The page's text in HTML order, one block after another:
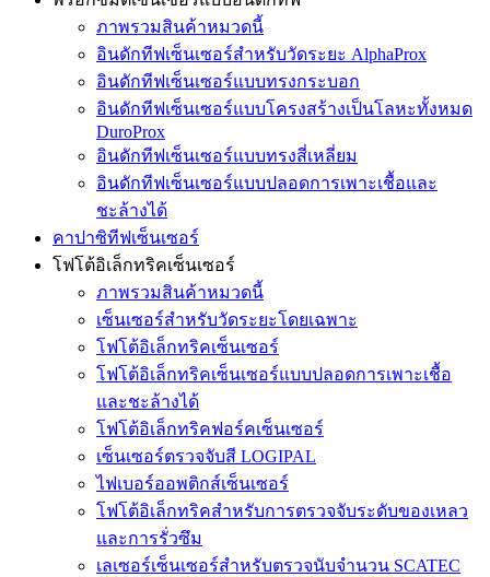
ภาพรวมสินค้าหมวดนี้
อินดักทีฟเซ็นเซอร์สำหรับวัดระยะ AlphaProx
อินดักทีฟเซ็นเซอร์แบบทรงกระบอก
อินดักทีฟเซ็นเซอร์แบบโครงสร้างเป็นโลหะทั้งหมด
DuroProx
อินดักทีฟเซ็นเซอร์แบบทรงสี่เหลี่ยม
อินดักทีฟเซ็นเซอร์แบบปลอดการเพาะเชื้อและ
ชะล้างได้
คาปาซิทีฟเซ็นเซอร์
โฟโต้อิเล็กทริคเซ็นเซอร์
ภาพรวมสินค้าหมวดนี้
เซ็นเซอร์สำหรับวัดระยะโดยเฉพาะ
โฟโต้อิเล็กทริคเซ็นเซอร์
โฟโต้อิเล็กทริคเซ็นเซอร์แบบปลอดการเพาะเชื้อ
และชะล้างได้
โฟโต้อิเล็กทริคฟอร์คเซ็นเซอร์
เซ็นเซอร์ตรวจจับสี LOGIPAL
ไฟเบอร์ออพติกส์เซ็นเซอร์
โฟโต้อิเล็กทริคสำหรับการตรวจจับระดับของเหลว
และการรั่วซึม
เลเซอร์เซ็นเซอร์สำหรับตรวจนับจำนวน SCATEC